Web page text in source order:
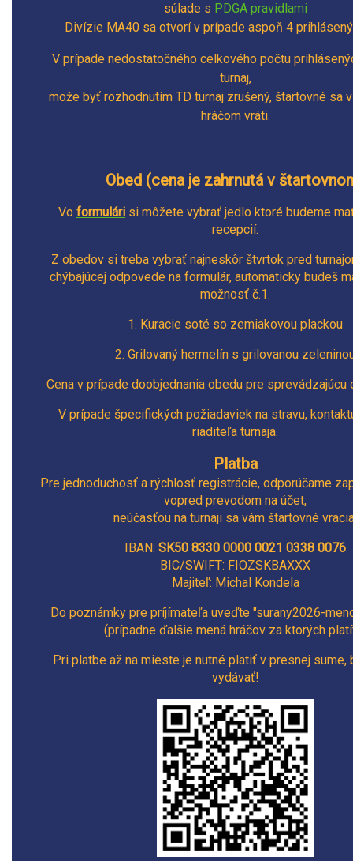
súlade s PDGA pravidlami
Divízie MA40 sa otvorí v prípade aspoň 4
V prípade nedostatočného celkového počtu
turnaj,
može byť rozhodnutím TD turnaj zrušený, štartovné sa
hráčom vráti.
Obed (cena je zahrnutá v
Vo formulári si môžete vybrať jedlo ktoré budeme
recepcií.
Z obedov si treba vybrať najneskôr štvrtok pred
chýbajúcej odpovede na formulár, automaticky budeš
možnosť č.1.
1. Kuracie soté so zemiakovou plackou
2. Grilovaný hermelín s grilovanou
Cena v prípade doobjednania obedu pre
V prípade špecifických požiadaviek na stravu,
riaditeľa turnaja.
Platba
Pre jednoduchosť a rýchlosť registrácie, odporúčame
vopred prevodom na účet,
neúčasťou na turnaji sa vám štartovné
IBAN: SK50 8330 0000 0021 0338 0076
BIC/SWIFT: FIOZSKBAXXX
Majiteľ: Michal Kondela
Do poznámky pre príjímateľa uveďte "surany2026-
(prípadne ďalšie mená hráčov za ktorých
Pri platbe až na mieste je nutné platiť v presnej sume,
vydávať!